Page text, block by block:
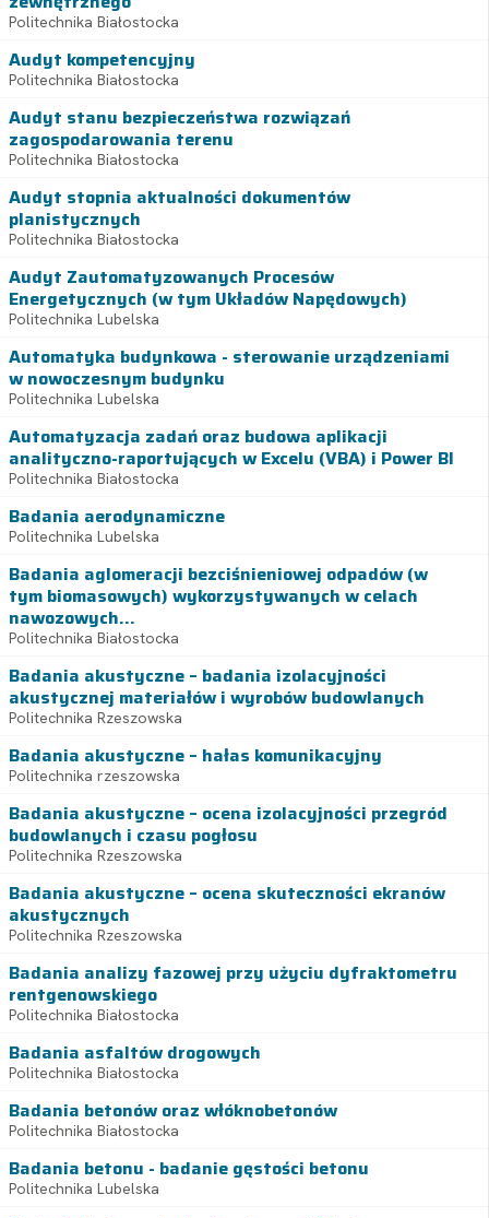
Politechnika Białostocka
Audyt kompetencyjny
Politechnika Białostocka
Audyt stanu bezpieczeństwa rozwiązań
zagospodarowania terenu
Politechnika Białostocka
Audyt stopnia aktualności dokumentów
planistycznych
Politechnika Białostocka
Audyt Zautomatyzowanych Procesów
Energetycznych (w tym Układów Napędowych)
Politechnika Lubelska
Automatyka budynkowa - sterowanie urządzeniami
w nowoczesnym budynku
Politechnika Lubelska
Automatyzacja zadań oraz budowa aplikacji
analityczno-raportujących w Excelu (VBA) i Power BI
Politechnika Białostocka
Badania aerodynamiczne
Politechnika Lubelska
Badania aglomeracji bezciśnieniowej odpadów (w
tym biomasowych) wykorzystywanych w celach
nawozowych...
Politechnika Białostocka
Badania akustyczne – badania izolacyjności
akustycznej materiałów i wyrobów budowlanych
Politechnika Rzeszowska
Badania akustyczne – hałas komunikacyjny
Politechnika rzeszowska
Badania akustyczne – ocena izolacyjności przegród
budowlanych i czasu pogłosu
Politechnika Rzeszowska
Badania akustyczne – ocena skuteczności ekranów
akustycznych
Politechnika Rzeszowska
Badania analizy fazowej przy użyciu dyfraktometru
rentgenowskiego
Politechnika Białostocka
Badania asfaltów drogowych
Politechnika Białostocka
Badania betonów oraz włóknobetonów
Politechnika Białostocka
Badania betonu - badanie gęstości betonu
Politechnika Lubelska